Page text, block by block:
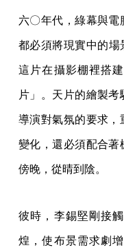
六〇年代，綠幕與電
都必須將現實中的
這片在攝影棚裡搭
片」。天片的繪製
導演對氣氛的要求，
變化，還必須配合著
傍晚，從晴到陰。
彼時，李錫堅剛接
煌，使布景需求劇